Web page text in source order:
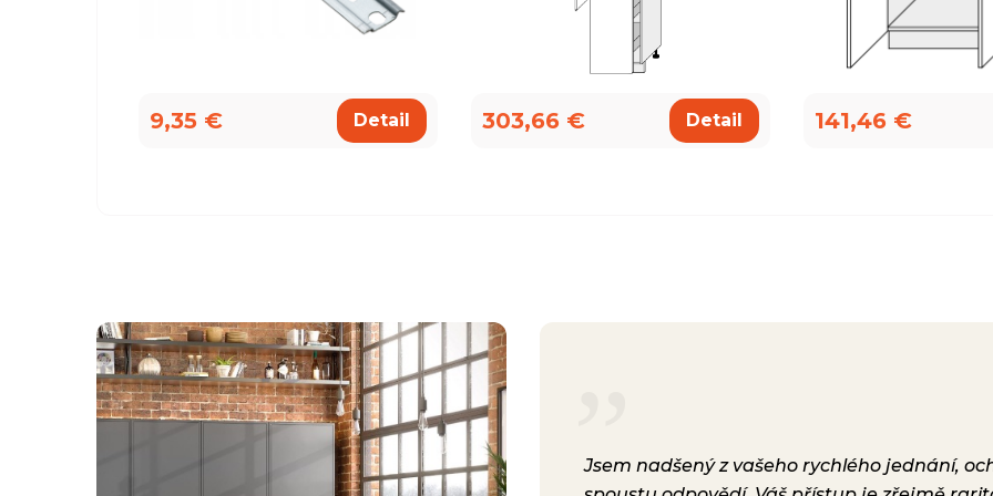
9,35 € Detail 303,66 € Detail 141,46 €
deseti. Kuchyň je krásná a kvalitní. Ochotný personál,
Jsem nadšený z vašeho rychlého jednání,